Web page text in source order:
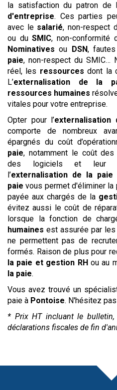
la satisfaction du patron de
d'entreprise. Ces parties
avec le salarié, non-respect
ou duSMIC, non-conformité
Nominatives ou DSN,
paie, non-respect du SMIC…
réel, les ressources dont la
L’externalisation de la
ressources humaines
vitales pour votre entreprise.
Opter pour l’externalisation
comporte de nombreux
épargnés du coût
paie, notamment le coût des
des logiciels et leur
l’externalisation de la paie
paievous permet d'éliminer la
payée aux chargés de la
évitez aussi le coût de
lorsque la fonction de
humaines est assurée par
ne permettent pas de
formés. Raison de plus pour
la paie et gestion RH ou au
la paie.
Vous avez trouvé un
paie à Pontoise. N'hésitez
* Prix HT incluant le
déclarations fiscales de fin